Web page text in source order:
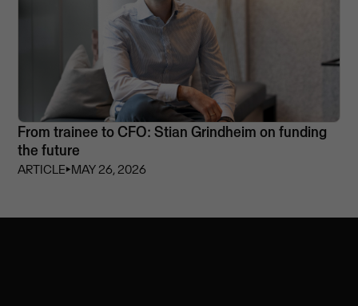
From trainee to CFO: Stian Grindheim on funding
the future
ARTICLE⏵MAY 26, 2026